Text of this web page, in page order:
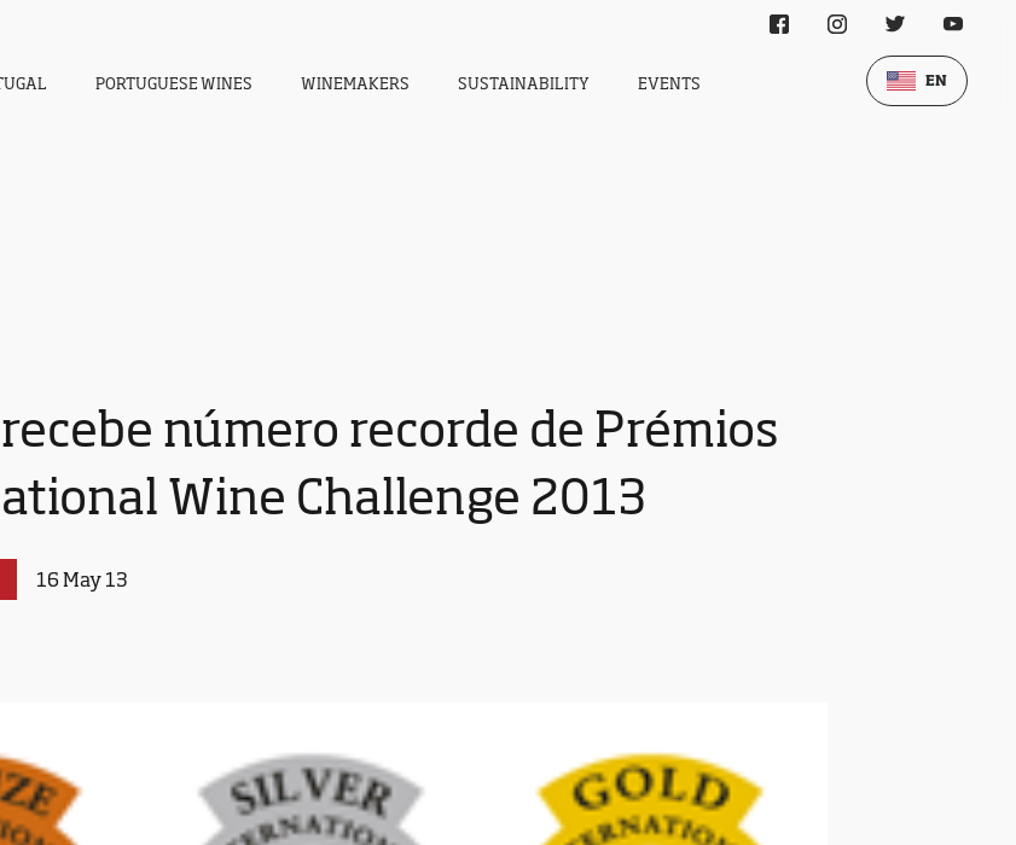
número recorde de Prémios
Wine Challenge 2013
16 May 13
PORTUGUESE WINES WINEMAKERS SUSTAINABILITY EVENTS EN